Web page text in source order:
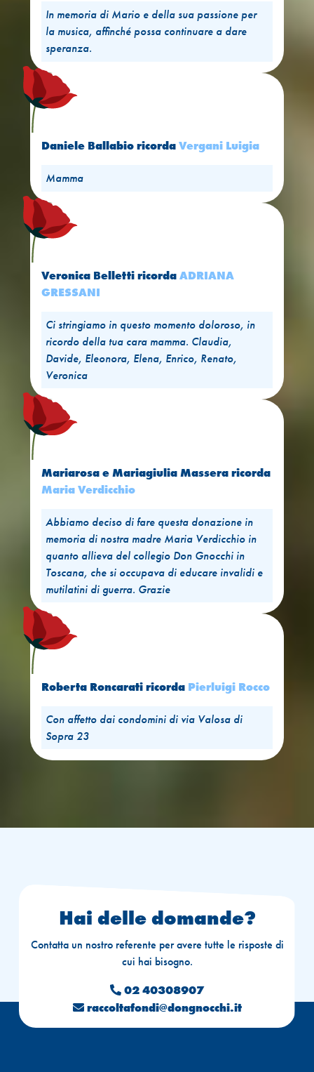
In memoria di Mario e della sua passione per
la musica, affinché possa continuare a dare
speranza.
Daniele Ballabio ricorda Vergani Luigia
Mamma
Veronica Belletti ricorda ADRIANA
GRESSANI
Ci stringiamo in questo momento doloroso, in
ricordo della tua cara mamma. Claudia,
Davide, Eleonora, Elena, Enrico, Renato,
Veronica
Mariarosa e Mariagiulia Massera ricorda
Maria Verdicchio
Abbiamo deciso di fare questa donazione in
memoria di nostra madre Maria Verdicchio in
quanto allieva del collegio Don Gnocchi in
Toscana, che si occupava di educare invalidi e
mutilatini di guerra. Grazie
Roberta Roncarati ricorda Pierluigi Rocco
Con affetto dai condomini di via Valosa di
Sopra 23
Hai delle domande?
Contatta un nostro referente per avere tutte le risposte di
cui hai bisogno.
 02 40308907
 raccoltafondi@dongnocchi.it